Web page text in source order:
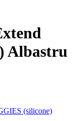
Albastru